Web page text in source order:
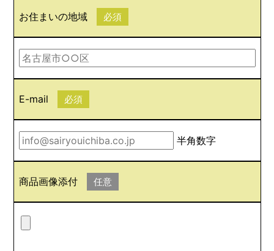
お住まいの地域 必須
E-mail 必須
半角数字
商品画像添付 任意